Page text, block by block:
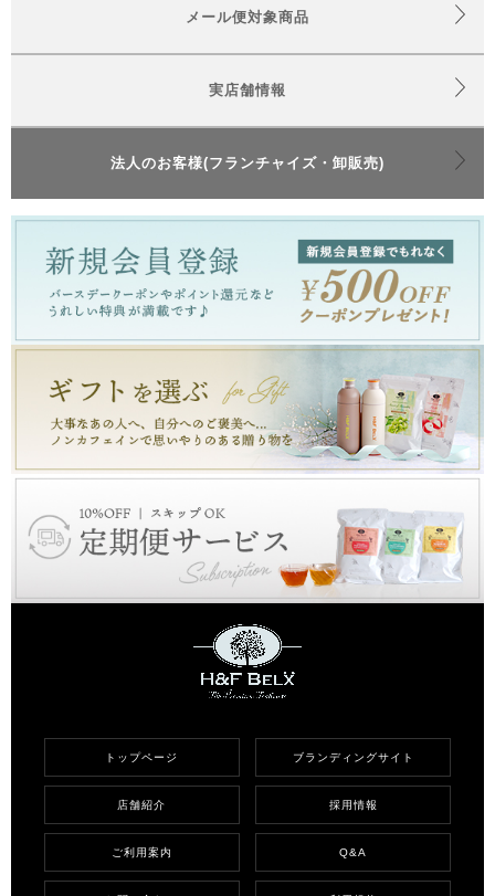
メール便対象商品
実店舗情報
法人のお客様(フランチャイズ・卸販売)
トップページ ブランディングサイト
店舗紹介 採用情報
ご利用案内 Q&A